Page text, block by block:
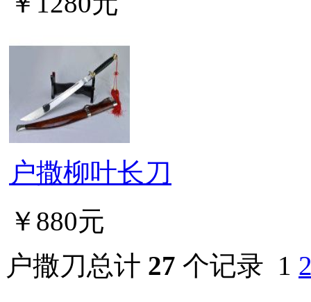
户撒柳叶长刀
￥880元
户撒刀总计 27 个记录 1